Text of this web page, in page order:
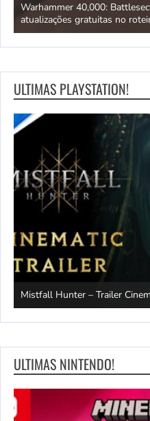
narrativo e
The Rip, com
da Netflix em
ULTIMAS PLAYSTATION!
PS5 Stupid Never
ULTIMAS NINTENDO!